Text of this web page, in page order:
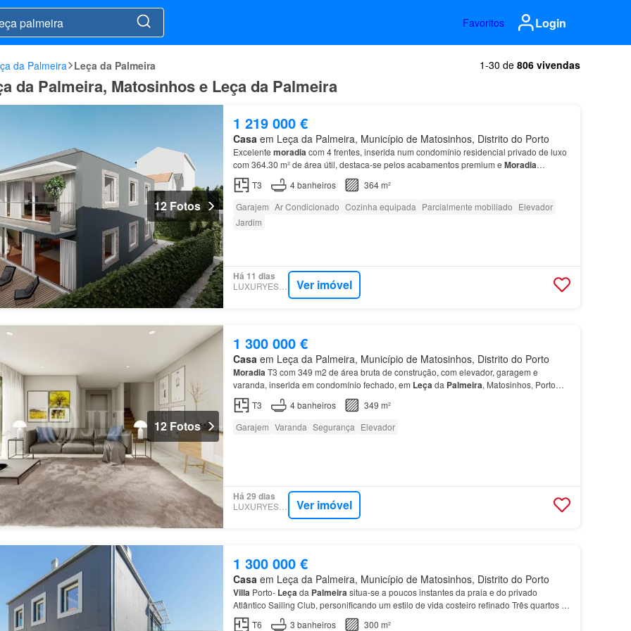
Favoritos Login
da Palmeira Leça da Palmeira 1-30 de 806 vivendas
da Palmeira, Matosinhos e Leça da Palmeira
12 Fotos
1 219 000 €
Casaem Leça da Palmeira, Município de Matosinhos, Distrito do Porto
Excelente moradiacom 4 frentes, inserida num condomínio residencial privado de luxo
com 364.30 m² de área útil, destaca-se pelos acabamentos premium e Moradia
equipada com materiais de elevada qualidade constituída por 3 exc…
T3 4banheiros
364 m²
Garajem Ar Condicionado Cozinha equipada Parcialmente mobiliado Elevador
Jardim
Há 11 dias
LUXURYESTATE Ver imóvel
12 Fotos
1 300 000 €
Casa em Leça da Palmeira, Município de Matosinhos, Distrito do Porto
MoradiaT3 com 349 m2 de área bruta de construção, com elevador, garagem e
varanda, inserida em condomínio fechado, em Leçada Palmeira, Matosinhos, Porto
Inserido num condomínio fechado, possui uma localização privilegiada,…
T3 4banheiros
349 m²
Garajem Varanda Segurança Elevador
Há 29 dias
LUXURYESTATE Ver imóvel
1 300 000 €
Casa em Leça da Palmeira, Município de Matosinhos, Distrito do Porto
Villa Porto- Leçada Palmeirasitua-se a poucos instantes da praia e do privado
Atlântico Sailing Club, personificando um estilo de vida costeiro refinado Três quartos e
trêscasas de banho proporcionam flexibilidade e privac…
T6 3 banheiros
300 m²